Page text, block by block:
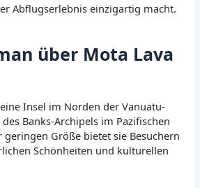
Abflugserlebnis einzigartig macht.
über Mota Lava
Insel im Norden der Vanuatu-
Banks-Archipels im Pazifischen
geringen Größe bietet sie Besuchern
Schönheiten und kulturellen